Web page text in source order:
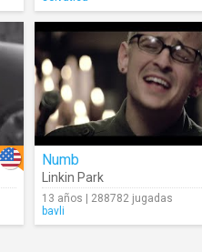
Numb
Linkin Park
13 años | 288782 jugadas
bavli